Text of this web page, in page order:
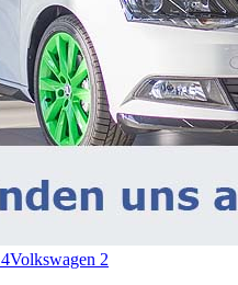
Volkswagen 2